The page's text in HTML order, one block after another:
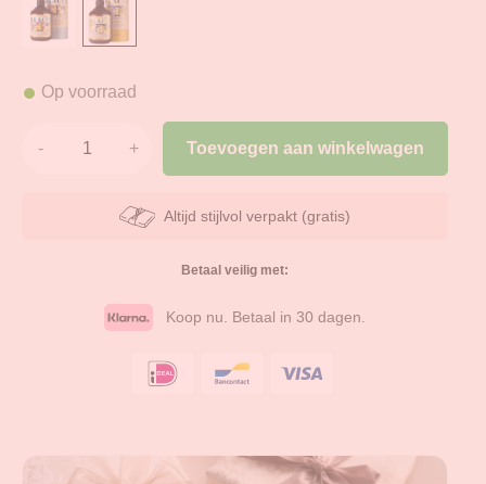
Op voorraad
Toevoegen aan winkelwagen
Altijd stijlvol verpakt (gratis)
Betaal veilig met:
Koop nu. Betaal in 30 dagen.